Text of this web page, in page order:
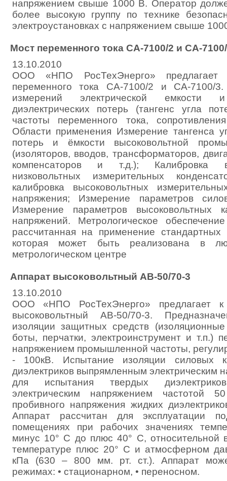
напряжением свыше 1000 В. Оператор
более высокую группу по технике
электроустановках с напряжением свыше
Мост переменного тока СА-7100/2 и СА-
13.10.2010
ООО «НПО РосТехЭнерго» предлагает
переменного тока СА-7100/2 и СА-7100/
измерений электрической емкости
диэлектрических потерь (тангенс угла
частоты переменного тока,
Области применения Измерение тангенса
потерь и ёмкости высоковольтной
(изоляторов, вводов, трансформаторов,
компенсаторов и т.д.); Калибровка
низковольтных измерительных
калибровка высоковольтных
напряжения; Измерение параметров
Измерение параметров высоковольтных
напряжений. Метрологическое
рассчитанная на применение стандартных
которая может быть реализована в
метрологическом центре
Аппарат высоковольтный АВ-50/70-3
13.10.2010
ООО «НПО РосТехЭнерго» предлагает к
высоковольтный АВ-50/70-3.
изоляции защитных средств
боты, перчатки, электроинструмент и т.п.)
напряжением промышленной частоты,
- 100кВ. Испытание изоляции силовых
диэлектриков выпрямленным электрическим
для испытания твердых
электрическим напряжением частотой
пробивного напряжения жидких
Аппарат рассчитан для эксплуатации
помещениях при рабочих значениях
минус 10° С до плюс 40° С, относительной
температуре плюс 20° С и атмосферном
кПа (630 – 800 мм. рт. ст.). Аппарат
режимах: • стационарном, • переносном.